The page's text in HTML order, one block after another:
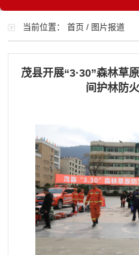
当前位置：首页 / 图片报道
茂县开展“3·30”森林草
间护林防